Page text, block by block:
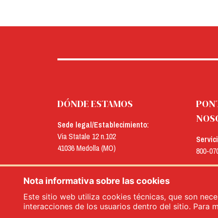
DÓNDE ESTAMOS
Sede legal/Establecimiento:
Via Statale 12 n.102
41036 Medolla (MO)
Oficinas:
Via Concordia n.25
800-
Nota informativa sobre las cookies
Este sitio web utiliza cookies técnicas, que son
interacciones de los usuarios dentro del sitio. Para